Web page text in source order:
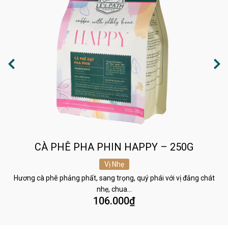
CÀ PHÊ PHA PHIN HAPPY – 250G
Vị Nhẹ
Hương cà phê phảng phất, sang trọng, quý phái với vị đắng chát
nhẹ, chua…
106.000₫